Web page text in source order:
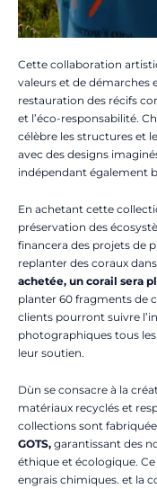
Cette collaboration
valeurs et de démarches
restauration des récifs
et l’éco-responsabilité.
célèbre les structures et
avec des designs
indépendant également
En achetant cette
préservation des
financera des projets de
replanter des coraux
achetée, un corail sera
planter 60 fragments de
clients pourront suivre
photographiques tous
leur soutien.
Dùn se consacre à la
matériaux recyclés et
collections sont
GOTS, garantissant des
éthique et écologique.
engrais chimiques. et la